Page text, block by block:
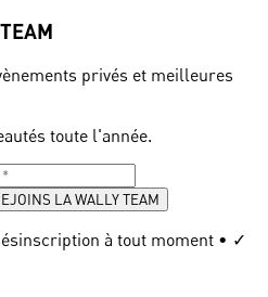
privés et meilleures
toute l'année.
LA WALLY TEAM
à tout moment • ✓